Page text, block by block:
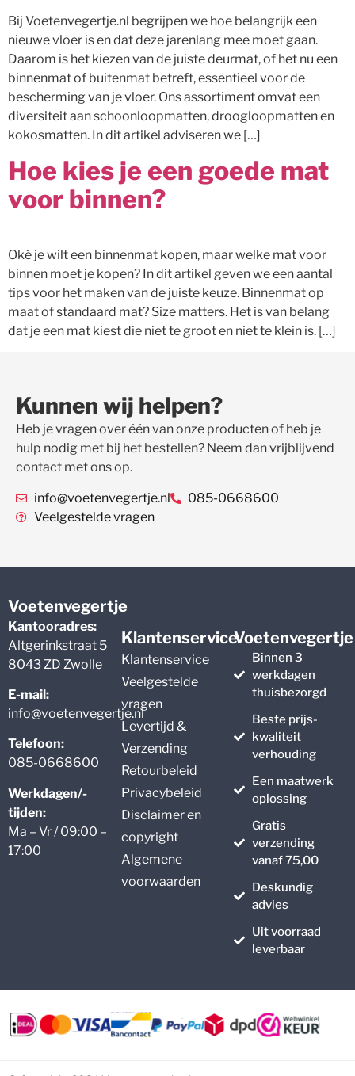
Bij Voetenvegertje.nl begrijpen we hoe belangrijk een
nieuwe vloer is en dat deze jarenlang mee moet gaan.
Daarom is het kiezen van de juiste deurmat, of het nu een
binnenmat of buitenmat betreft, essentieel voor de
bescherming van je vloer. Ons assortiment omvat een
diversiteit aan schoonloopmatten, droogloopmatten en
kokosmatten. In dit artikel adviseren we […]
Hoe kies je een goede mat
voor binnen?
Oké je wilt een binnenmat kopen, maar welke mat voor
binnen moet je kopen? In dit artikel geven we een aantal
tips voor het maken van de juiste keuze. Binnenmat op
maat of standaard mat? Size matters. Het is van belang
dat je een mat kiest die niet te groot en niet te klein is. […]
Kunnen wij helpen?
Heb je vragen over één van onze producten of heb je
hulp nodig met bij het bestellen? Neem dan vrijblijvend
contact met ons op.
info@voetenvegertje.nl
085-0668600
Veelgestelde vragen
Voetenvegertje
Kantooradres:
Altgerinkstraat 5
8043 ZD Zwolle
E-mail:
info@voetenvegertje.nl
Telefoon:
085-0668600
Werkdagen/-
tijden:
Ma – Vr / 09:00 –
17:00
Klantenservice
Klantenservice
Veelgestelde
vragen
Levertijd &
Verzending
Retourbeleid
Privacybeleid
Disclaimer en
copyright
Algemene
voorwaarden
Voetenvegertje
Binnen 3
werkdagen
thuisbezorgd
Beste prijs-
kwaliteit
verhouding
Een maatwerk
oplossing
Gratis
verzending
vanaf 75,00
Deskundig
advies
Uit voorraad
leverbaar